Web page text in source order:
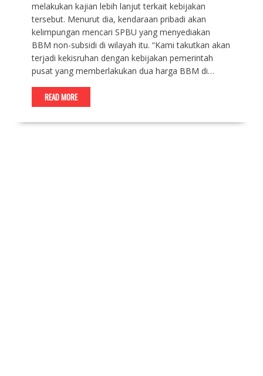
melakukan kajian lebih lanjut terkait kebijakan
tersebut. Menurut dia, kendaraan pribadi akan
kelimpungan mencari SPBU yang menyediakan
BBM non-subsidi di wilayah itu. “Kami takutkan akan
terjadi kekisruhan dengan kebijakan pemerintah
pusat yang memberlakukan dua harga BBM di…
READ MORE